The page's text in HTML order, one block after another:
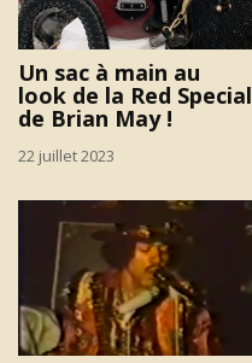
Un sac à main au
look de la Red Special
de Brian May !
22 juillet 2023